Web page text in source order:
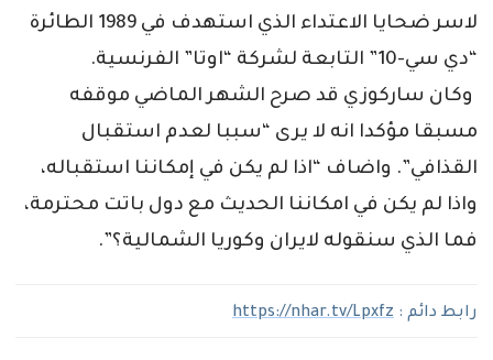
لاسر ضحايا الاعتداء الذي استهدف في 1989 الطائرة
“دي سي-10” التابعة لشركة “اوتا” الفرنسية.
وكان ساركوزي قد صرح الشهر الماضي موقفه
مسبقا مؤكدا انه لا يرى “سببا لعدم استقبال
القذافي”. واضاف “اذا لم يكن في إمكاننا استقباله،
واذا لم يكن في امكاننا الحديث مع دول باتت محترمة،
فما الذي سنقوله لايران وكوريا الشمالية؟”.
رابط دائم : https://nhar.tv/Lpxfz